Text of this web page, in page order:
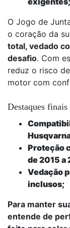
O Jogo de
o coração da
total, vedado
desafio. Com
reduz o risco
motor com
Destaques
Proteção
de 2015 a
Vedação
inclusos;
Para manter
entende de